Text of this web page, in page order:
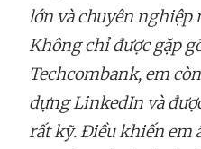
lớn và chuyên nghiệp
Không chỉ được gặp
Techcombank, em
dựng LinkedIn và
rất kỹ. Điều khiến em